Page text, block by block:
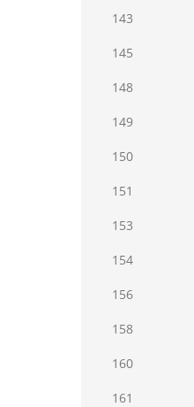
143
145
148
149
150
151
153
154
156
158
160
161